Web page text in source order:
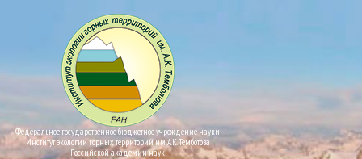
Федеральное государственное бюджетное учреждение науки
Институт экологии горных территорий им. А.К. Темботова
Российской академии наук